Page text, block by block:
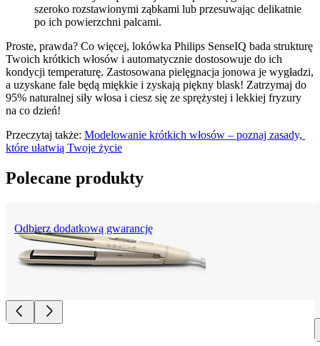
szeroko rozstawionymi ząbkami lub przesuwając delikatnie
po ich powierzchni palcami.
Proste, prawda? Co więcej, lokówka Philips SenseIQ bada strukturę
Twoich krótkich włosów i automatycznie dostosowuje do ich
kondycji temperaturę. Zastosowana pielęgnacja jonowa je wygładzi,
a uzyskane fale będą miękkie i zyskają piękny blask! Zatrzymaj do
95% naturalnej siły włosa i ciesz się ze sprężystej i lekkiej fryzury
na co dzień!
Przeczytaj także: Modelowanie krótkich włosów – poznaj zasady,
które ułatwią Twoje życie
Polecane produkty
Odbierz dodatkową gwarancję